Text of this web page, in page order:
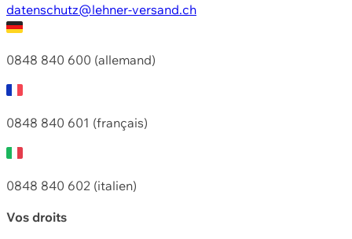
datenschutz@lehner-versand.ch
0848 840 600 (allemand)
0848 840 601 (français)
0848 840 602 (italien)
Vos droits